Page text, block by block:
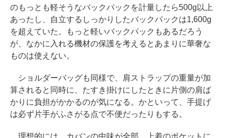
のもっとも軽そうなバックパックを計量したら500g以上
あったし、自立するしっかりしたバックパックは1,600g
を超えていた。もっと軽いバックパックもあるだろう
が、なかに入れる機材の保護を考えるとあまりに華奢な
ものは使えない。
ショルダーバッグも同様で、肩ストラップの重量が加
算されると同時に、たすき掛けにしたときに片側の肩ば
かりに負担がかかるのが気になる。かといって、手提げ
は必ず片手がふさがる点で不便だったりもする。
理想的には、カバンの中味が全部、上着のポケットに